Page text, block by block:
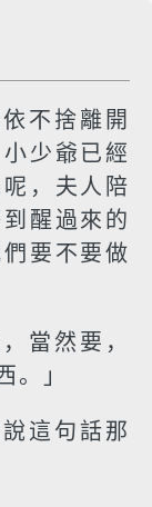
不捨離開
少爺已經
，夫人陪
醒過來的
要不要做
當然要，
。」
這句話那